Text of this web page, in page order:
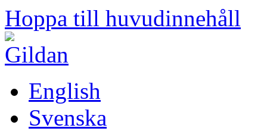
Hoppa till huvudinnehåll
English
Svenska